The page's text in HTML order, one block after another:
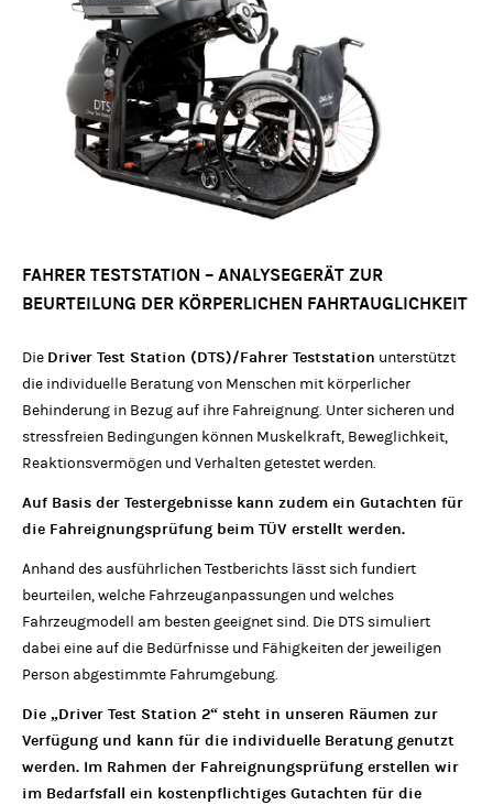
FAHRER TESTSTATION – ANALYSEGERÄT ZUR
BEURTEILUNG DER KÖRPERLICHEN FAHRTAUGLICHKEIT
Die Driver Test Station (DTS)/Fahrer Teststation unterstützt
die individuelle Beratung von Menschen mit körperlicher
Behinderung in Bezug auf ihre Fahreignung. Unter sicheren und
stressfreien Bedingungen können Muskelkraft, Beweglichkeit,
Reaktionsvermögen und Verhalten getestet werden.
Auf Basis der Testergebnisse kann zudem ein Gutachten für
die Fahreignungsprüfung beim TÜV erstellt werden.
Anhand des ausführlichen Testberichts lässt sich fundiert
beurteilen, welche Fahrzeuganpassungen und welches
Fahrzeugmodell am besten geeignet sind. Die DTS simuliert
dabei eine auf die Bedürfnisse und Fähigkeiten der jeweiligen
Person abgestimmte Fahrumgebung.
Die „Driver Test Station 2“ steht in unseren Räumen zur
Verfügung und kann für die individuelle Beratung genutzt
werden. Im Rahmen der Fahreignungsprüfung erstellen wir
im Bedarfsfall ein kostenpflichtiges Gutachten für die